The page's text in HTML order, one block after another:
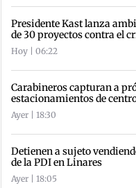
Presidente Kast lanza
de 30 proyectos contra el
Hoy | 06:22
Carabineros capturan a
estacionamientos de
Ayer | 18:30
Detienen a sujeto
de la PDI en Linares
Ayer | 18:05